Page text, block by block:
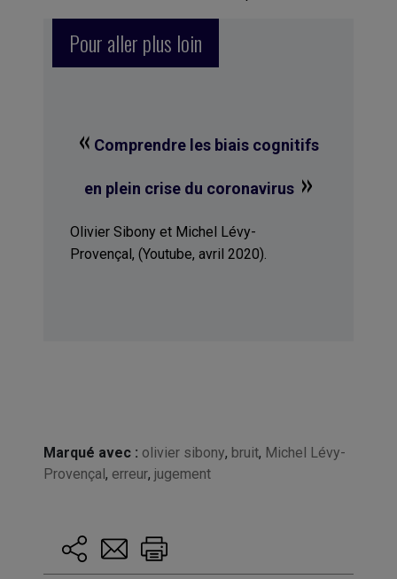
Pour aller plus loin
« Comprendre les biais cognitifs
en plein crise du coronavirus»
Olivier Sibony et Michel Lévy-
Provençal, (Youtube, avril 2020).
Marqué avec : olivier sibony, bruit, Michel Lévy-
Provençal, erreur, jugement